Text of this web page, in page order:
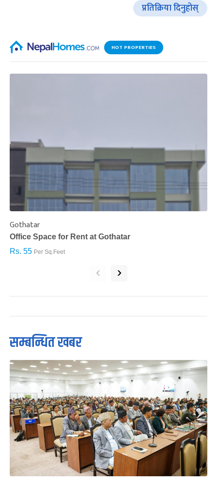
प्रतिक्रिया दिनुहोस्
HOT PROPERTIES
Gothatar
Office Space for Rent at Gothatar
Rs. 55 Per Sq.Feet
‹ ›
सम्बन्धित खबर